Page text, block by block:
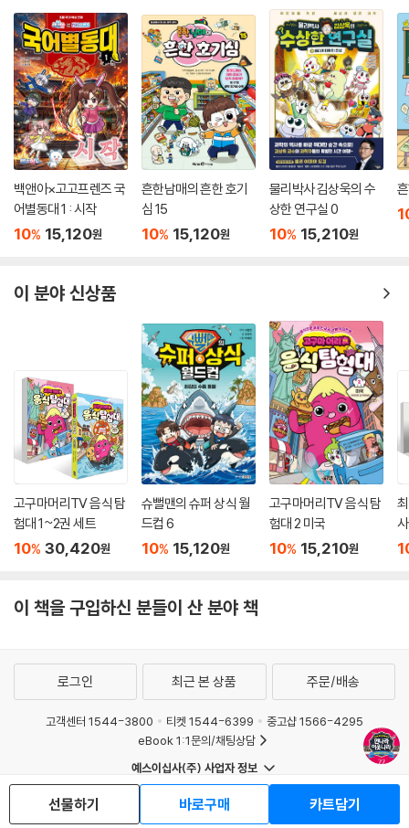
문사의 주선으로 외국 만화를 베끼는 아르바이트를 한 것이 계기가 되어
만화와 인연을 맺은 저자는 서울대 건축학과를 수학하고 독일 유학길에 오
른다. 10여 년의 유학 생활 중 세계 각국의 만화를 섭렵하고 익힌 그는 프리
랜서로 서독 신문에 만화와 포스터를 게재했고, 독일 권위지 〈알게마이네
차이퉁〉 150주년 기념호 표지를 그리기도 했다. 1984년 귀국한 이원복 교
수는 대학강단에 서는 한편 《먼나라 이웃나라》를 시작으로 역사, 문화, 경
제, 철학에 이르기까지, 만화로 세상을 이야기하는 작업을 쉼 없이 해왔다.
그로 인해 천덕꾸러기 취급을 받던 만화는 어엿한 지식 정보 매체로 대접
받기 시작했다고 해도 과언이 아니다. 다른 만화는 금지해도 《먼나라 이웃
나라》는 읽힌다는 부모 이야기가 괜히 나온 것이 아닐 터. 어른들도 즐기는
교양 만화라는 장르를 개척한 이원복 교수, 글로벌 시대 문화 통역자로서
둘째, 세계 여러 나라의 복잡하고 딱딱한 역사, 사회, 풍습, 경제, 교육, 종
교 등을 읽기 쉬운 만화로 풀어낸 ‘유익함’과 함께 만화로서의 본분에 충실
한 ‘재미’ 때문이다. 독창적이고 기발한 컷 구성과 허를 찌르는 코믹한 대
사, 한눈에 쏙 들어오는 장면 해설은 이원복 교수만의 트레이드마크다. 교
양강좌 콘텐츠로 모습을 바꾸어 지식과 정보를 전달하는 것은 물론 내용을
각색해 클래식과 접목한 뮤지컬 공연으로도 만들어져 더 많은 독자를 만나
며 진화하고 있다. 촌찰살인의 재치와 감동이 없다면 불가능했을 것이다.
이보다 지적이고 정확한 교양 만화, 이보다 재미있고 생생한 역사책이 또
있을까?
최신 세계정세 업데이트와 핵심만 요약한 ‘하이라이트’로
이트’를 권말에 추가한 점이 특징이다. ‘영국’ 편에서는 대영제국이 세계에
왜 우크라이나를 침공했는지, 그 여파로 세계의 질서가 어떻게 재편되고
있는지는 ‘러시아’ 편에서 들여다본다. ‘인도와 인도아대륙’ 편은 IT 강국으
로 불리지만 빈부 격차는 날로 극심해지는 인도의 상황에 비추어 우리 사
회도 당면한 다양한 갈등 상황에 어떻게 대처해야 할지 생각해보게 한다.
‘3줄 요약’과 ‘숏폼’의 시대, 복잡한 세계사를 이해하기 쉽고 짧게 간추린
‘하이라이트’를 먼저 펼쳐본 뒤 본문으로 넘어가는 방법도 나름 전략적 독
서가 되지 않을까? 일목요연하게 정리한 각국의 핵심 정보와 지식을 본문
백앤아×고고프렌즈 국
어별동대 1 : 시작
10% 15,120원
흔한남매의 흔한 호기
심 15
10% 15,120원
물리박사 김상욱의 수
상한 연구실 0
10% 15,210원
이 분야 신상품
고구마머리TV 음식 탐
험대 1~2권 세트
10% 30,420원
슈뻘맨의 슈퍼 상식 월
드컵 6
10% 15,120원
고구마머리TV 음식 탐
험대 2 미국
10% 15,210원
이 책을 구입하신 분들이 산 분야 책
선물하기 바로구매 카트담기
로그인 최근 본 상품 주문/배송
고객센터 1544-3800 티켓 1544-6399
중고샵 1566-4295
eBook 1:1문의/채팅상담
예스이십사(주) 사업자 정보
회사소개
거래처관계자께